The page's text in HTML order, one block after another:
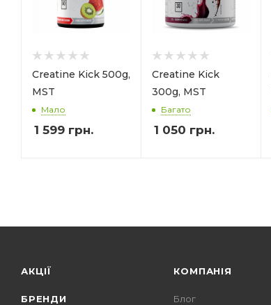
Creatine Kick 500g,
MST
Мало
1 599 грн.
Creatine Kick
300g, MST
Багато
1 050 грн.
АКЦІЇ
БРЕНДИ
КОМПАНІЯ
Блог